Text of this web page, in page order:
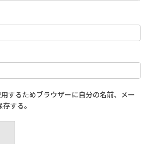
するためブラウザーに自分の名前、メー
する。